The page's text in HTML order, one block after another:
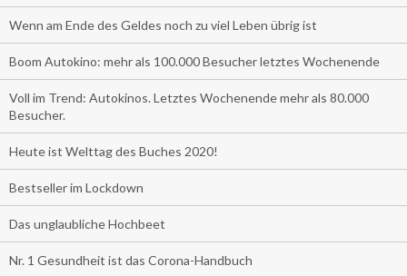
Wenn am Ende des Geldes noch zu viel Leben übrig ist
Boom Autokino: mehr als 100.000 Besucher letztes Wochenende
Voll im Trend: Autokinos. Letztes Wochenende mehr als 80.000
Besucher.
Heute ist Welttag des Buches 2020!
Bestseller im Lockdown
Das unglaubliche Hochbeet
Nr. 1 Gesundheit ist das Corona-Handbuch